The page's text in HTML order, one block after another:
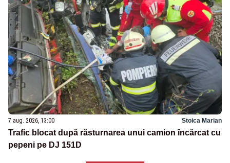
7 aug. 2026, 13:00 Stoica Marian
Trafic blocat după răsturnarea unui camion încărcat cu
pepeni pe DJ 151D